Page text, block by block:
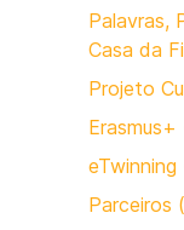
Palavras,
Casa da
Projeto
Erasmus+
eTwinning
Parceiros